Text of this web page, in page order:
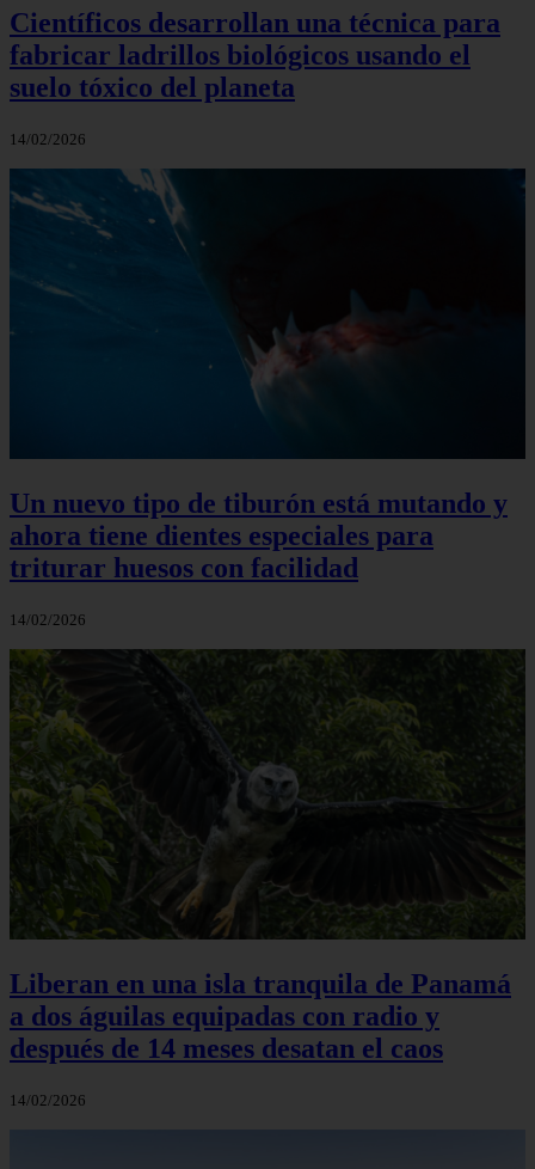
Científicos desarrollan una técnica para
fabricar ladrillos biológicos usando el
suelo tóxico del planeta
14/02/2026
Un nuevo tipo de tiburón está mutando y
ahora tiene dientes especiales para
triturar huesos con facilidad
14/02/2026
Liberan en una isla tranquila de Panamá
a dos águilas equipadas con radio y
después de 14 meses desatan el caos
14/02/2026